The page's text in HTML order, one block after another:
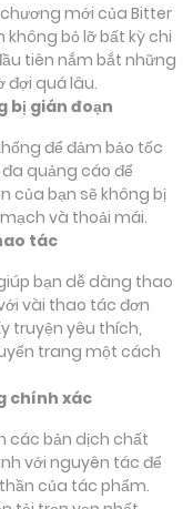
mới của Bitter
bỏ lỡ bất kỳ chi
tiên nắm bắt những
đợi quá lâu.
bị gián đoạn
để đảm bảo tốc
quảng cáo để
của bạn sẽ không bị
và thoải mái.
tác
bạn dễ dàng thao
vài thao tác đơn
truyện yêu thích,
trang một cách
chính xác
các bản dịch chất
với nguyên tác để
của tác phẩm.